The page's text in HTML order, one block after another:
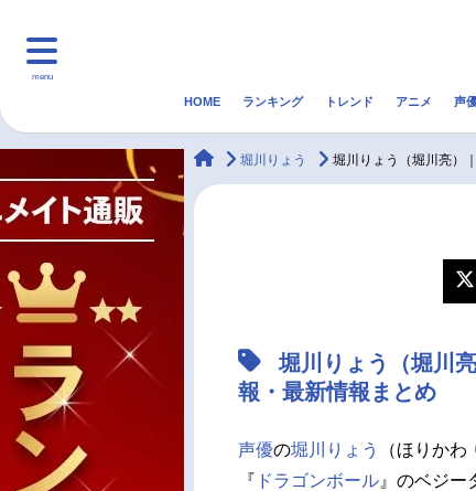
menu
マンガ・ラノベ
声優記事一覧
HOME ランキング トレンド アニメ 声
animateTimes
堀川りょう 堀川りょう（堀川亮）
堀川りょう（堀川
報・最新情報まとめ
声優の堀川りょう
（ほりか
『 ドラゴンボール 』のベジー